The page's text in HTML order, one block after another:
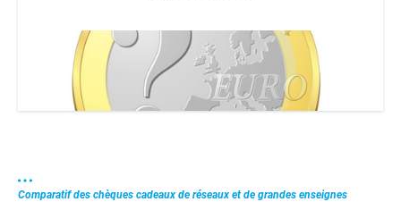
Comparatif des chèques cadeaux de réseaux et de grandes enseignes